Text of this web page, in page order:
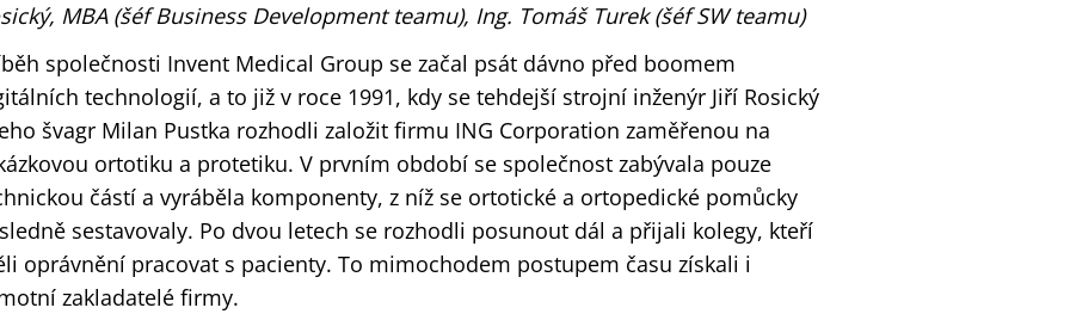
MBA (šéf Business Development teamu), Ing. Tomáš Turek (šéf SW teamu)
společnosti Invent Medical Group se začal psát dávno před boomem
technologií, a to již v roce 1991, kdy se tehdejší strojní inženýr Jiří Rosický
švagr Milan Pustka rozhodli založit firmu ING Corporation zaměřenou na
ortotiku a protetiku. V prvním období se společnost zabývala pouze
částí a vyráběla komponenty, z níž se ortotické a ortopedické pomůcky
sestavovaly. Po dvou letech se rozhodli posunout dál a přijali kolegy, kteří
oprávnění pracovat s pacienty. To mimochodem postupem času získali i
zakladatelé firmy.